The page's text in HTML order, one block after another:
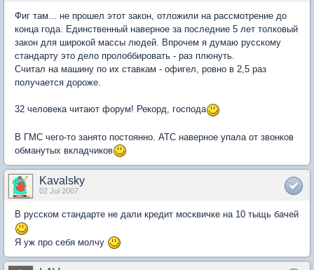
Фиг там... не прошел этот закон, отложили на рассмотрение до
конца года. Единственный наверное за последние 5 лет толковый
закон для широкой массы людей. Впрочем я думаю русскому
стандарту это дело пролоббировать - раз плюнуть.
Считал на машину по их ставкам - офигел, ровно в 2,5 раз
получается дороже.
32 человека читают форум! Рекорд, господа
В ГМС чего-то занято постоянно. АТС наверное упала от звонков
обманутых вкладчиков
Kavalsky
02 Jul 2007
В русском стандарте не дали кредит москвичке на 10 тыщь бачей
Я уж про себя молчу